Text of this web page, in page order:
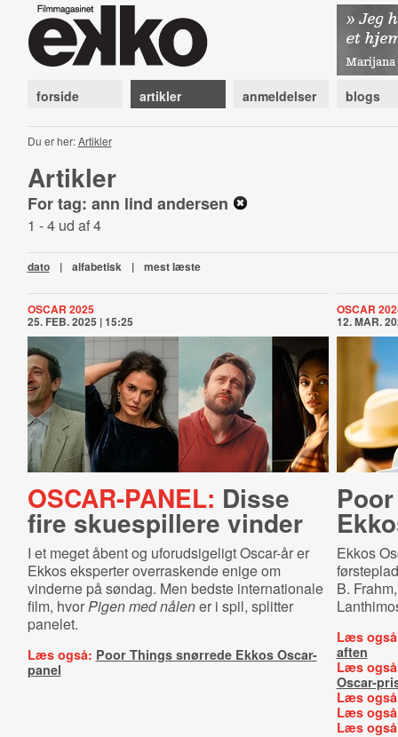
forside artikler anmeldelser blogs
Du er her:Artikler
Artikler
For tag: ann lind andersen
1 - 4 ud af 4
dato | alfabetisk | mest læste
OSCAR 2025
25. FEB. 2025 | 15:25
OSCAR-PANEL: Disse
fire skuespillere vinder
I et meget åbent og uforudsigeligt Oscar-år er
Ekkos eksperter overraskende enige om
vinderne på søndag. Men bedste internationale
film, hvorPigen med nålener i spil, splitter
panelet.
Læs også: Poor Things snørrede Ekkos Oscar-
panel
OSCAR
12. MAR.
Ekkos
B.
Læs
aften
Læs
Oscar-
Læs
Læs
Læs